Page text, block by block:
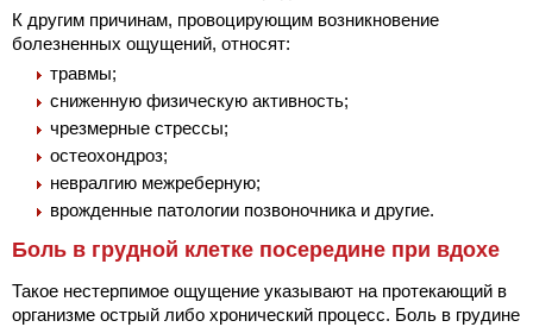
К другим причинам, провоцирующим возникновение
болезненных ощущений, относят:
травмы;
сниженную физическую активность;
чрезмерные стрессы;
остеохондроз;
невралгию межреберную;
врожденные патологии позвоночника и другие.
Боль в грудной клетке посередине при вдохе
Такое нестерпимое ощущение указывают на протекающий в
организме острый либо хронический процесс. Боль в грудине